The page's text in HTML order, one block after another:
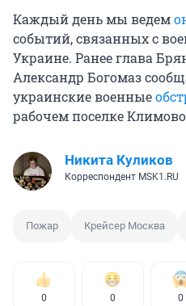
Каждый день мы ведем
событий, связанных с
Украине. Ранее глава
Александр Богомаз
украинские военные
рабочем поселке
Никита Куликов
Корреспондент MSK1.RU
Пожар Крейсер Москва
0 0 0